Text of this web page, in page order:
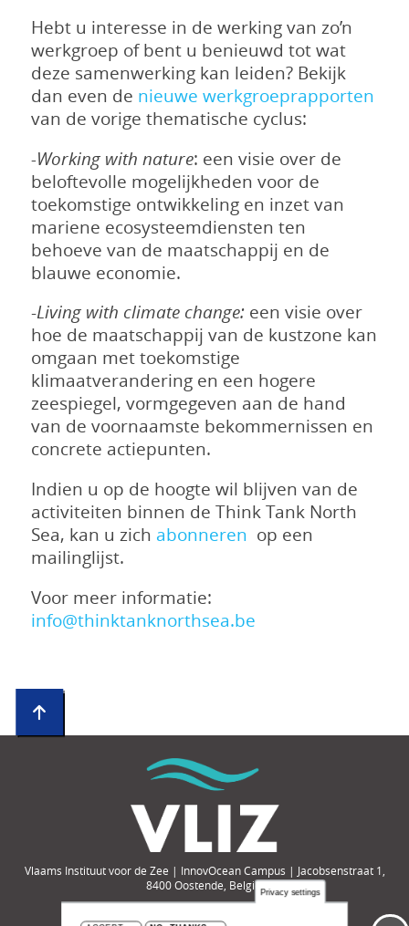
Hebt u interesse in de werking van zo’n
werkgroep of bent u benieuwd tot wat
deze samenwerking kan leiden? Bekijk
dan even de nieuwe werkgroeprapporten
van de vorige thematische cyclus:
-Working with nature: een visie over de
beloftevolle mogelijkheden voor de
toekomstige ontwikkeling en inzet van
mariene ecosysteemdiensten ten
behoeve van de maatschappij en de
blauwe economie.
-Living with climate change:een visie over
hoe de maatschappij van de kustzone kan
omgaan met toekomstige
klimaatverandering en een hogere
zeespiegel, vormgegeven aan de hand
van de voornaamste bekommernissen en
concrete actiepunten.
Indien u op de hoogte wil blijven van de
activiteiten binnen de Think Tank North
Sea, kan u zich abonneren op een
mailinglijst.
Voor meer informatie:
info@thinktanknorthsea.be
Vlaams Instituut voor de Zee | InnovOcean Campus | Jacobsenstraat 1,
8400 Oostende, BelgiëPrivacy settings